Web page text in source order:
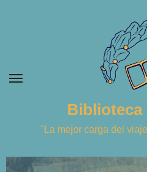
Biblioteca
"La mejor carga del